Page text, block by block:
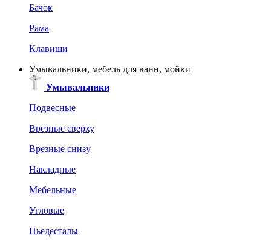
Бачок
Рама
Клавиши
Умывальники, мебель для ванн, мойки
Умывальники
Подвесные
Врезные сверху
Врезные снизу
Накладные
Мебельные
Угловые
Пьедесталы